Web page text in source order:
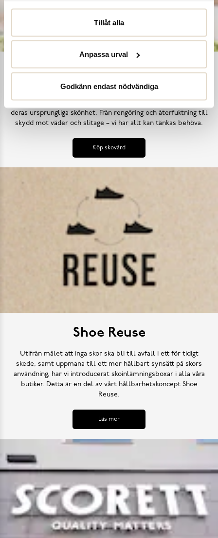
Tillåt alla
Anpassa urval
Godkänn endast nödvändiga
Ta hand om dina skor
Våra noggrant utvalda skovårdsprodukter är skapade för att
förlänga livslängden på dina skor samtidigt som de behåller
deras ursprungliga skönhet. Från rengöring och återfuktning till
skydd mot väder och slitage – vi har allt kan tänkas behöva.
Köp skovård
Shoe Reuse
Utifrån målet att inga skor ska bli till avfall i ett för tidigt
skede, samt uppmana till ett mer hållbart synsätt på skors
användning, har vi introducerat skoinlämningsboxar i alla våra
butiker. Detta är en del av vårt hållbarhetskoncept Shoe
Reuse.
Läs mer